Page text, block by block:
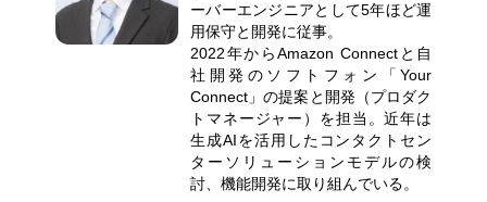
ーバーエンジニアとして5年ほど運
用保守と開発に従事。
2022年からAmazon Connectと自
社開発のソフトフォン「Your
Connect」の提案と開発（プロダク
トマネージャー）を担当。近年は
生成AIを活用したコンタクトセン
ターソリューションモデルの検
討、機能開発に取り組んでいる。